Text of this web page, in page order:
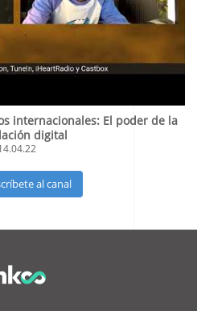
internacionales: El poder de la
digital
al canal